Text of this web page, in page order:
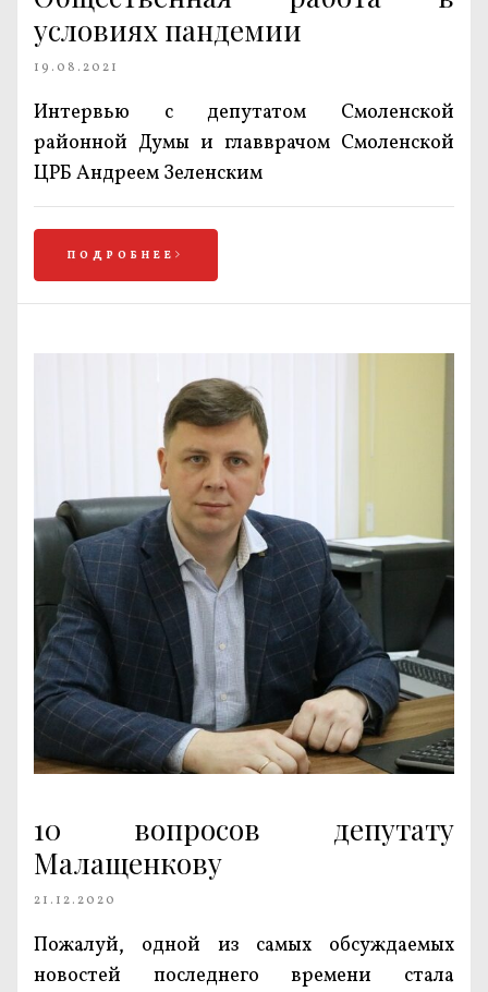
условиях пандемии
19.08.2021
Интервью с депутатом Смоленской
районной Думы и главврачом Смоленской
ЦРБ Андреем Зеленским
ПОДРОБНЕЕ
10 вопросов депутату
Малащенкову
21.12.2020
Пожалуй, одной из самых обсуждаемых
новостей последнего времени стала